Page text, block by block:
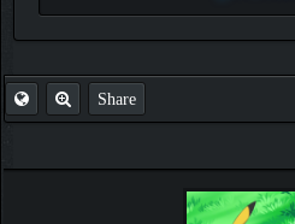
Share